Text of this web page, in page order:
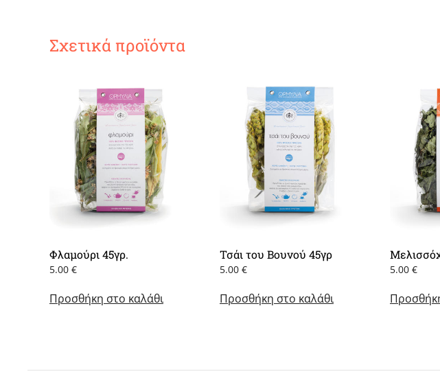
Σχετικά προϊόντα
Φλαμούρι 45γρ.
5.00 €
Προσθήκη στο καλάθι
Τσάι του Βουνού 45γρ
5.00 €
Προσθήκη στο καλάθι
5.00 €